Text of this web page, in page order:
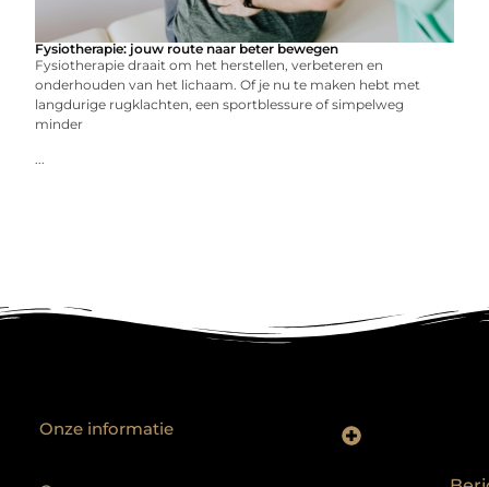
Fysiotherapie: jouw route naar beter bewegen
Fysiotherapie draait om het herstellen, verbeteren en
onderhouden van het lichaam. Of je nu te maken hebt met
langdurige rugklachten, een sportblessure of simpelweg
minder
...
Onze informatie